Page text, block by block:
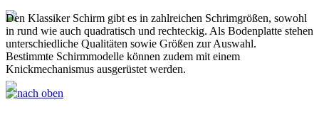
Den Klassiker Schirm gibt es in zahlreichen Schrimgrößen, sowohl
in rund wie auch quadratisch und rechteckig. Als Bodenplatte stehen
unterschiedliche Qualitäten sowie Größen zur Auswahl.
Bestimmte Schirmmodelle können zudem mit einem
Knickmechanismus ausgerüstet werden.